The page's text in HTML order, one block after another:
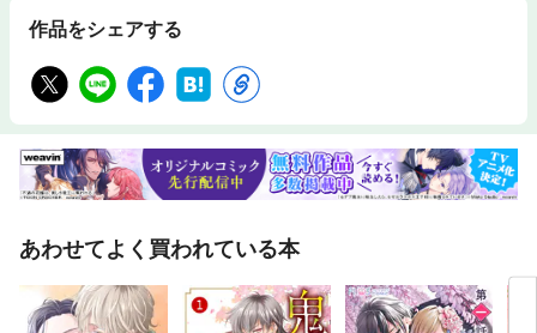
作品をシェアする
あわせてよく買われている本